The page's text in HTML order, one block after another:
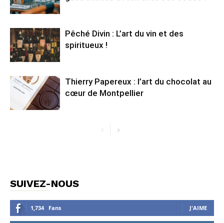
Pêché Divin : L’art du vin et des
spiritueux !
Thierry Papereux : l’art du chocolat au
cœur de Montpellier
SUIVEZ-NOUS
1,734 Fans J'AIME